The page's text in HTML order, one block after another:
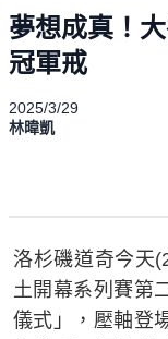
夢想成真！
冠軍戒
2025/3/29
林暐凱
洛杉磯道奇今天
土開幕系列賽第
儀式」，壓軸登